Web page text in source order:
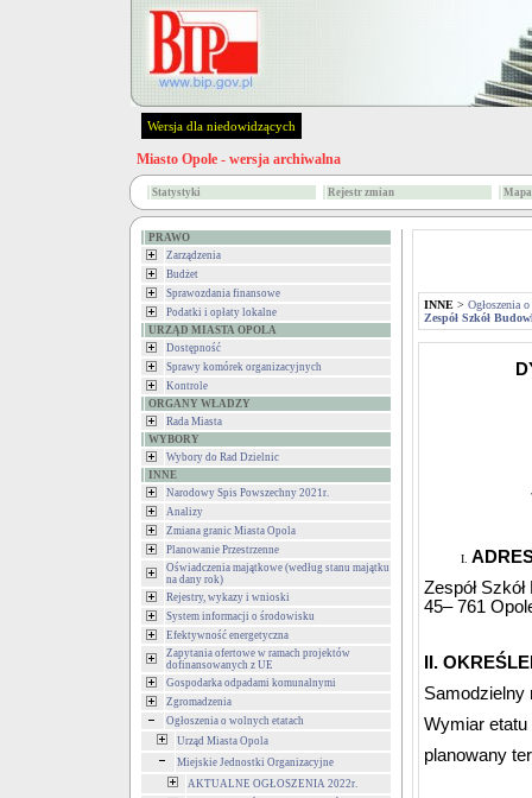
Wersja dla niedowidzących
Miasto Opole - wersja archiwalna
Statystyki Rejestr zmian
PRAWO
Zarządzenia
Budżet
Sprawozdania finansowe
Podatki i opłaty lokalne
URZĄD MIASTA OPOLA
Dostępność
Sprawy komórek organizacyjnych
Kontrole
ORGANY WŁADZY
Rada Miasta
WYBORY
Wybory do Rad Dzielnic
INNE
Narodowy Spis Powszechny 2021r.
Analizy
Zmiana granic Miasta Opola
Planowanie Przestrzenne
Oświadczenia majątkowe (według stanu majątku
na dany rok)
Rejestry, wykazy i wnioski
System informacji o środowisku
Efektywność energetyczna
Zapytania ofertowe w ramach projektów
dofinansowanych z UE
Gospodarka odpadami komunalnymi
Zgromadzenia
Ogłoszenia o wolnych etatach
Urząd Miasta Opola
Miejskie Jednostki Organizacyjne
AKTUALNE OGŁOSZENIA 2022r.
INNE > Ogłoszenia
Zespół Szkół
Zespół
45– 761
II.
Wymiar etatu
planowany